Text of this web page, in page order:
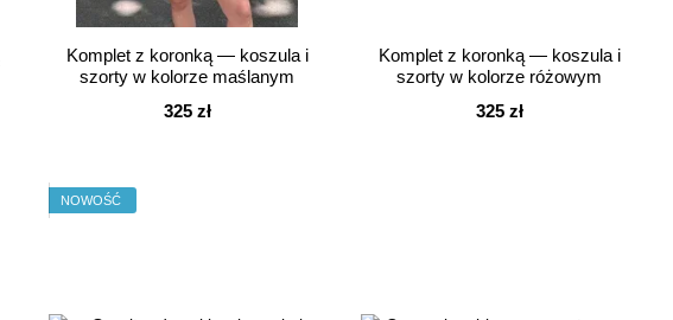
Komplet z koronką — koszula i
szorty w kolorze maślanym
325 zł
Komplet z koronką — koszula i
szorty w kolorze różowym
325 zł
NOWOŚĆ